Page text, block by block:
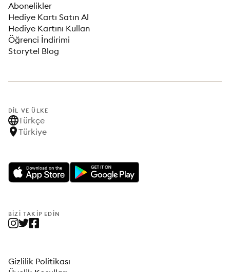
Abonelikler
Hediye Kartı Satın Al
Hediye Kartını Kullan
Öğrenci İndirimi
Storytel Blog
DIL VE ÜLKE
Türkçe
Türkiye
BIZI TAKIP EDIN
Gizlilik Politikası